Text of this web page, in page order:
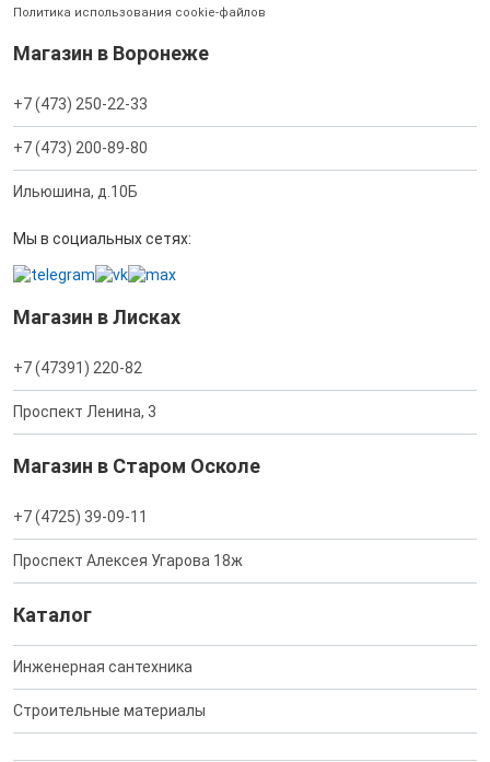
Политика использования cookie-файлов
Магазин в Воронеже
+7 (473) 250-22-33
+7 (473) 200-89-80
Ильюшина, д.10Б
Мы в социальных сетях:
Магазин в Лисках
+7 (47391) 220-82
Проспект Ленина, 3
Магазин в Старом Осколе
+7 (4725) 39-09-11
Проспект Алексея Угарова 18ж
Каталог
Инженерная сантехника
Строительные материалы